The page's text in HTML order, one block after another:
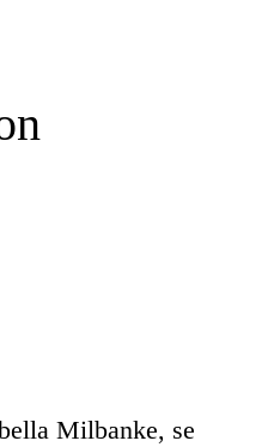
Milbanke, se